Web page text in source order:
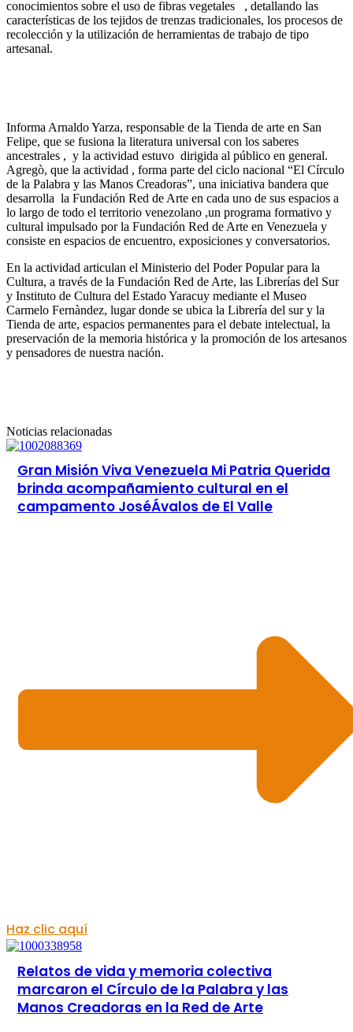
conocimientos sobre el uso de fibras vegetales , detallando las
características de los tejidos de trenzas tradicionales, los procesos de
recolección y la utilización de herramientas de trabajo de tipo
artesanal.
Informa Arnaldo Yarza, responsable de la Tienda de arte en San
Felipe, que se fusiona la literatura universal con los saberes
ancestrales , y la actividad estuvo dirigida al público en general.
Agregò, que la actividad , forma parte del ciclo nacional “El Círculo
de la Palabra y las Manos Creadoras”, una iniciativa bandera que
desarrolla la Fundación Red de Arte en cada uno de sus espacios a
lo largo de todo el territorio venezolano ,un programa formativo y
cultural impulsado por la Fundación Red de Arte en Venezuela y
consiste en espacios de encuentro, exposiciones y conversatorios.
En la actividad articulan el Ministerio del Poder Popular para la
Cultura, a través de la Fundación Red de Arte, las Librerías del Sur
y Instituto de Cultura del Estado Yaracuy mediante el Museo
Carmelo Fernàndez, lugar donde se ubica la Librería del sur y la
Tienda de arte, espacios permanentes para el debate intelectual, la
preservación de la memoria histórica y la promoción de los artesanos
y pensadores de nuestra nación.
Noticias relacionadas
Gran Misión Viva Venezuela Mi Patria Querida
brinda acompañamiento cultural en el
campamento JoséÁvalos de El Valle
Haz clic aquí
Relatos de vida y memoria colectiva
marcaron el Círculo de la Palabra y las
Manos Creadoras en la Red de Arte